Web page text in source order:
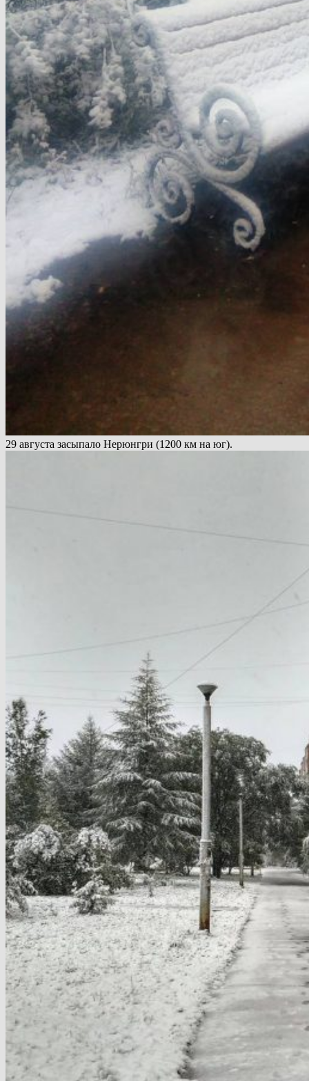
29 августа засыпало Нерюнгри (1200 км на юг).